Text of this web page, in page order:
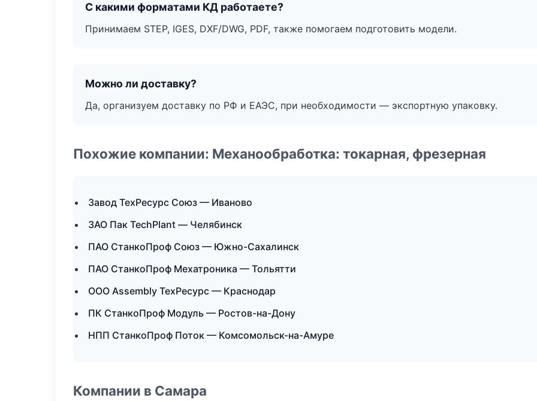
С какими форматами КД работаете?
Принимаем STEP, IGES, DXF/DWG, PDF, также помогаем подготовить модели.
Можно ли доставку?
Да, организуем доставку по РФ и ЕАЭС, при необходимости — экспортную упаковку.
Похожие компании: Механообработка: токарная, фрезерная
Завод ТехРесурс Союз — Иваново
ЗАО Пак TechPlant — Челябинск
ПАО СтанкоПроф Союз — Южно-Сахалинск
ПАО СтанкоПроф Мехатроника — Тольятти
ООО Assembly ТехРесурс — Краснодар
ПК СтанкоПроф Модуль — Ростов-на-Дону
НПП СтанкоПроф Поток — Комсомольск-на-Амуре
Компании в Самара